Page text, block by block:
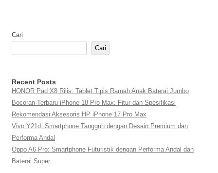
Cari
Cari
Recent Posts
HONOR Pad X8 Rilis: Tablet Tipis Ramah Anak Baterai Jumbo
Bocoran Terbaru iPhone 18 Pro Max: Fitur dan Spesifikasi
Rekomendasi Aksesoris HP iPhone 17 Pro Max
Vivo Y21d: Smartphone Tangguh dengan Desain Premium dan
Performa Andal
Oppo A6 Pro: Smartphone Futuristik dengan Performa Andal dan
Baterai Super